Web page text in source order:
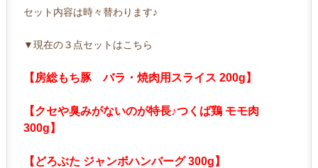
セット内容は時々替わります♪
▼現在の３点セットはこちら
【房総もち豚 バラ・焼肉用スライス 200g】
【クセや臭みがないのが特長♪つくば鶏 モモ肉
300g】
【どろぶた ジャンボハンバーグ 300g】